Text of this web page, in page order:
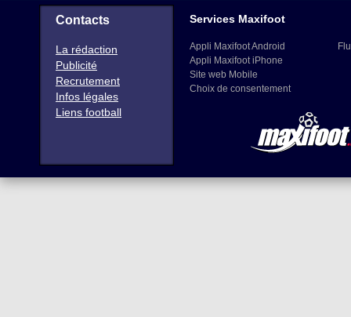
Contacts
La rédaction
Publicité
Recrutement
Infos légales
Liens football
Services Maxifoot
Appli Maxifoot Android
Appli Maxifoot iPhone
Site web Mobile
Choix de consentement